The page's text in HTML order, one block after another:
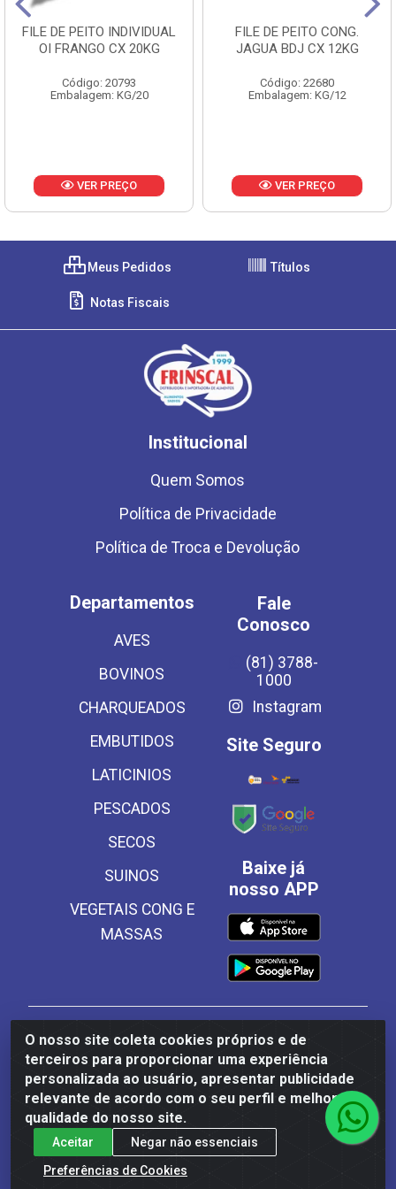
FILE DE PEITO INDIVIDUAL
OI FRANGO CX 20KG
Código: 20793
Embalagem: KG/20
VER PREÇO
FILE DE PEITO CONG.
JAGUA BDJ CX 12KG
Código: 22680
Embalagem: KG/12
VER PREÇO
O nosso site coleta cookies próprios e de
terceiros para proporcionar uma experiência
personalizada ao usuário, apresentar publicidade
relevante de acordo com o seu perfil e melhorar a
qualidade do nosso site.
Aceitar
Negar não essenciais
Preferências de Cookies
Meus Pedidos Títulos
Notas Fiscais
Institucional
Quem Somos
Política de Privacidade
Política de Troca e Devolução
Departamentos
AVES
BOVINOS
CHARQUEADOS
EMBUTIDOS
LATICINIOS
PESCADOS
SECOS
SUINOS
VEGETAIS CONG E
MASSAS
Fale
Conosco
(81) 3788-
1000
Instagram
Site Seguro
Baixe já
nosso APP
Frinscal - Distribuidora e Importadora de Alimentos
LTDA - Rodovia BR 101 Sul Km 187, 310 Galpão - Santa
Rosa, Palmares/PE - CEP 55540-000 - CNPJ
03.504.437/0001-50